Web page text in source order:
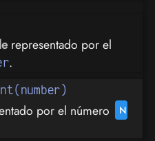
representado por el
.
por el número